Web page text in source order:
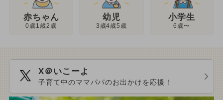
赤ちゃん
0歳1歳2歳
幼児
3歳4歳5歳
小学生
6歳〜
X＠いこーよ
子育て中のママパパのお出かけを応援！